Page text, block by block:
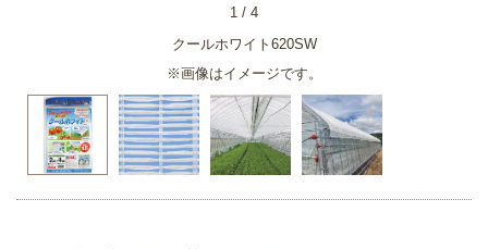
クールホワイト620SW
※画像はイメージです。
1 / 4